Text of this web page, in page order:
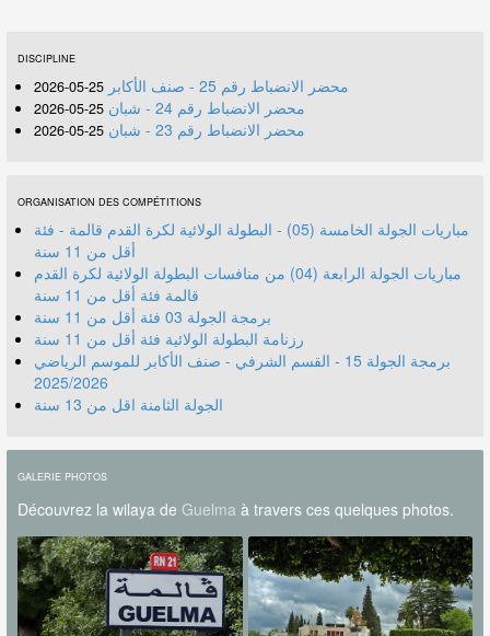
DISCIPLINE
محضر الانضباط رقم 25 - صنف الأكابر 25-05-2026
محضر الانضباط رقم 24 - شبان 25-05-2026
محضر الانضباط رقم 23 - شبان 25-05-2026
ORGANISATION DES COMPÉTITIONS
مباريات الجولة الخامسة (05) - البطولة الولائية لكرة القدم قالمة - فئة
أقل من 11 سنة
مباريات الجولة الرابعة (04) من منافسات البطولة الولائية لكرة القدم
قالمة فئة أقل من 11 سنة
برمجة الجولة 03 فئة أقل من 11 سنة
رزنامة البطولة الولائية فئة أقل من 11 سنة
برمجة الجولة 15 - القسم الشرفي - صنف الأكابر للموسم الرياضي
2025/2026
الجولة الثامنة اقل من 13 سنة
GALERIE PHOTOS
Découvrez la wilaya de Guelmaà travers ces quelques photos.